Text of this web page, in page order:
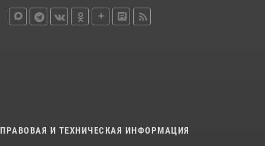
ПРАВОВАЯ И ТЕХНИЧЕСКАЯ ИНФОРМАЦИЯ